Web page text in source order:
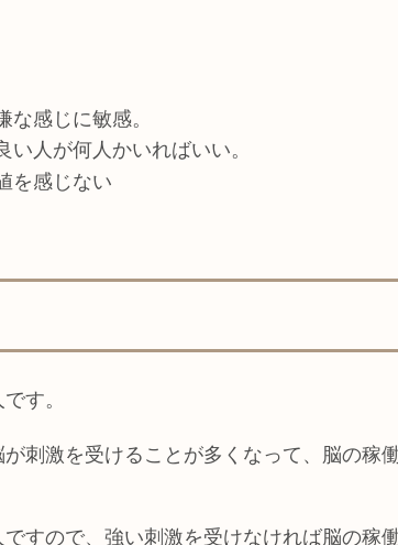
感じに敏感。
人が何人かいればいい。
を感じない
です。
刺激を受けることが多くなって、脳の稼
すので、強い刺激を受けなければ脳の稼